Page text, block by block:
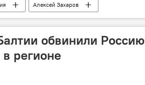
Алексей Захаров
обвинили Россию
регионе